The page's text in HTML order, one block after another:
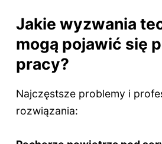
Jakie wyzwania
mogą pojawić się
pracy?
Najczęstsze problemy i
rozwiązania: